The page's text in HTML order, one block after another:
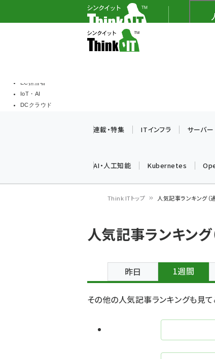
イ
EC担当者
IoT・AI
DCクラウド
Think IT（シンク
連載・特集 ITインフラ サーバー
AI・人工知能 Kubernetes
ン
ず
Think ITトップ 人気記事ランキング（
人気記事ランキング
ラ
イ
マ
昨日 1週間
その他の人気記事ランキングも見て